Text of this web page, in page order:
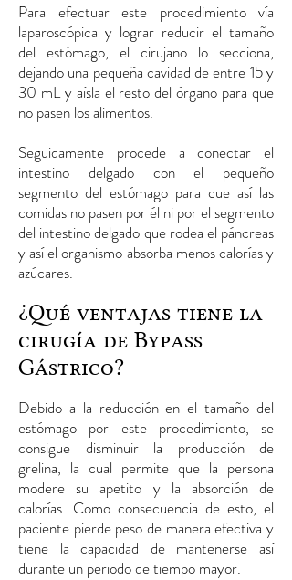
Para efectuar este procedimiento vía
laparoscópica y lograr reducir el tamaño
del estómago, el cirujano lo secciona,
dejando una pequeña cavidad de entre 15 y
30 mL y aísla el resto del órgano para que
no pasen los alimentos.
Seguidamente procede a conectar el
intestino delgado con el pequeño
segmento del estómago para que así las
comidas no pasen por él ni por el segmento
del intestino delgado que rodea el páncreas
y así el organismo absorba menos calorías y
azúcares.
¿Qué ventajas tiene la
cirugía de Bypass
Gástrico?
Debido a la reducción en el tamaño del
estómago por este procedimiento, se
consigue disminuir la producción de
grelina, la cual permite que la persona
modere su apetito y la absorción de
calorías. Como consecuencia de esto, el
paciente pierde peso de manera efectiva y
tiene la capacidad de mantenerse así
durante un periodo de tiempo mayor.